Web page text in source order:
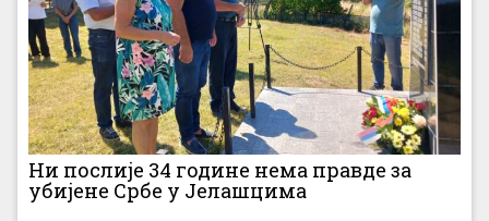
Ни послије 34 године нема правде за
убијене Србе у Јелашцима